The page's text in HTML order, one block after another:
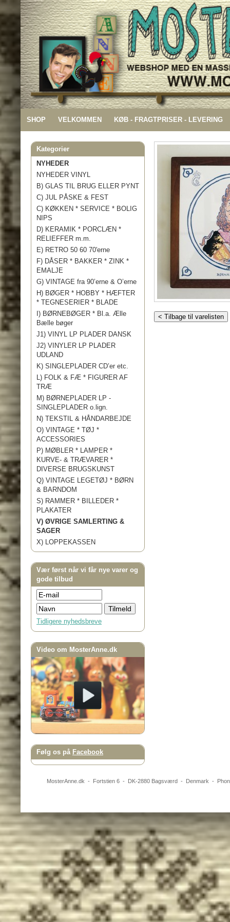
SHOP VELKOMMEN KØB - FRAGTPRISER - LEVERING
Kategorier
NYHEDER
NYHEDER VINYL
B) GLAS TIL BRUG ELLER PYNT
C) JUL PÅSKE & FEST
C) KØKKEN * SERVICE * BOLIG
NIPS
D) KERAMIK * PORCLÆN *
RELIEFFER m.m.
E) RETRO 50 60 70'erne
F) DÅSER * BAKKER * ZINK *
EMALJE
G) VINTAGE fra 90’erne & O’erne
H) BØGER * HOBBY * HÆFTER
* TEGNESERIER * BLADE
I) BØRNEBØGER * Bl.a. Ælle
Bælle bøger
J1) VINYL LP PLADER DANSK
J2) VINYLER LP PLADER
UDLAND
K) SINGLEPLADER CD’er etc.
L) FOLK & FÆ * FIGURER AF
TRÆ
M) BØRNEPLADER LP -
SINGLEPLADER o.lign.
N) TEKSTIL & HÅNDARBEJDE
O) VINTAGE * TØJ *
ACCESSORIES
P) MØBLER * LAMPER *
KURVE- & TRÆVARER *
DIVERSE BRUGSKUNST
Q) VINTAGE LEGETØJ * BØRN
& BARNDOM
S) RAMMER * BILLEDER *
PLAKATER
V) ØVRIGE SAMLERTING &
SAGER
X) LOPPEKASSEN
Vær først når vi får nye varer og
gode tilbud
Tidligere nyhedsbreve
Video om MosterAnne.dk
Følg os på Facebook
< Tilbage til varelisten
MosterAnne.dk - Fortstien 6- DK-2880 Bagsværd- Denmark -